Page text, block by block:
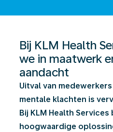
Bij KLM Health
we in maatwerk
aandacht
Uitval van
mentale klachten is
Bij KLM Health Services
hoogwaardige